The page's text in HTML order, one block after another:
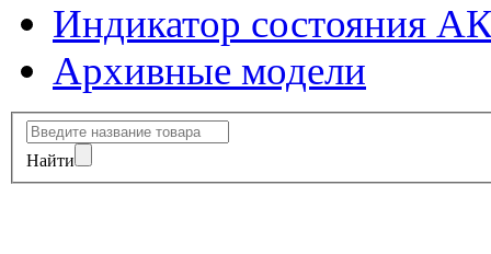
Индикатор состояния
Архивные модели
Найти